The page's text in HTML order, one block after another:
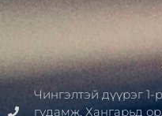
Чингэлтэй дүүрэг
гудамж, Хангарьд